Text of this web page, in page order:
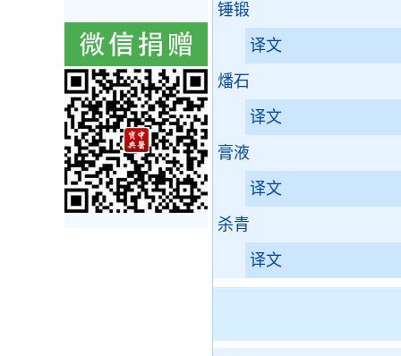
锤锻
译文
燔石
译文
膏液
译文
杀青
译文